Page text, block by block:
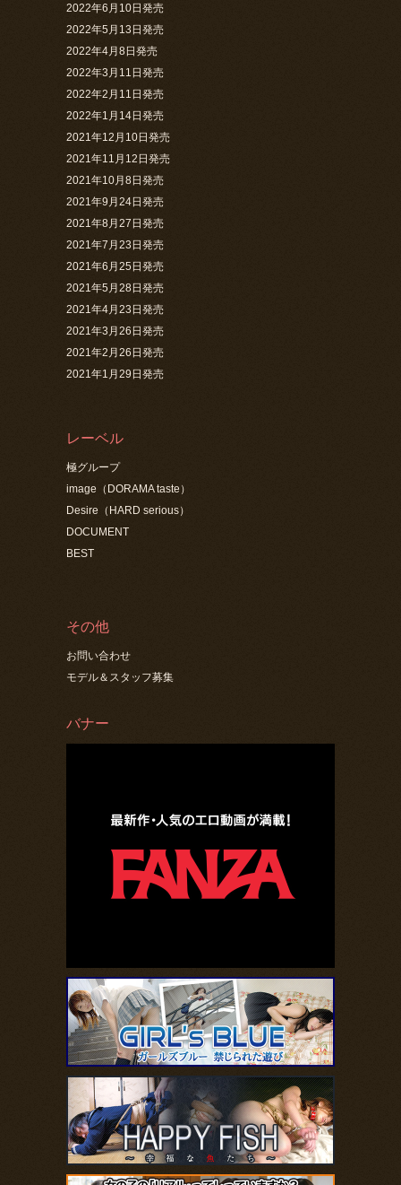
2022年6月10日発売
2022年5月13日発売
2022年4月8日発売
2022年3月11日発売
2022年2月11日発売
2022年1月14日発売
2021年12月10日発売
2021年11月12日発売
2021年10月8日発売
2021年9月24日発売
2021年8月27日発売
2021年7月23日発売
2021年6月25日発売
2021年5月28日発売
2021年4月23日発売
2021年3月26日発売
2021年2月26日発売
2021年1月29日発売
レーベル
極グループ
image（DORAMA taste）
Desire（HARD serious）
DOCUMENT
BEST
その他
お問い合わせ
モデル＆スタッフ募集
バナー